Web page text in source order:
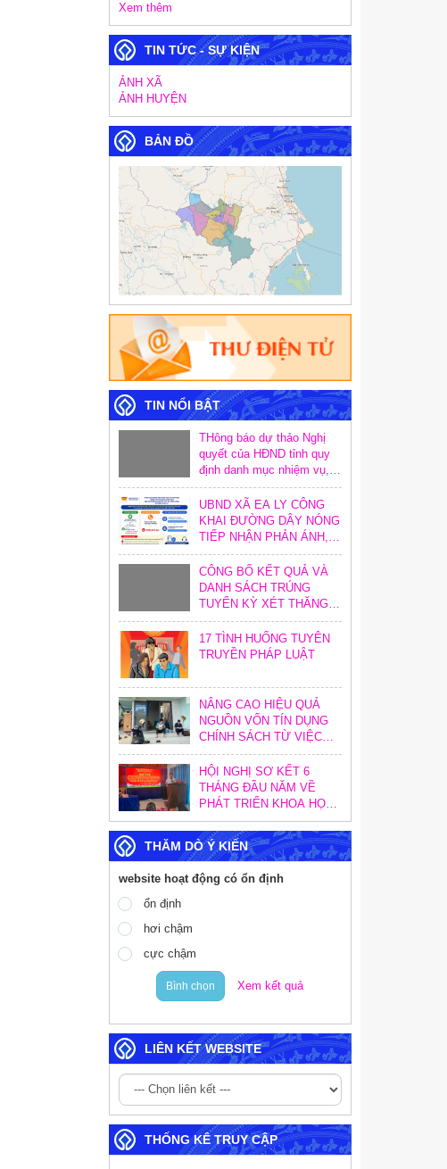
Xem thêm
TIN TỨC - SỰ KIỆN
ẢNH XÃ
ẢNH HUYỆN
BẢN ĐỒ
TIN NỔI BẬT
THông báo dự thảo Nghị
quyết của HĐND tỉnh quy
định danh mục nhiệm vụ,
hoạt động và định mức
khoán chi trong công tác
xây dựng văn bản quy
phạm pháp luật trên địa
UBND XÃ EA LY CÔNG
KHAI ĐƯỜNG DÂY NÓNG
TIẾP NHẬN PHẢN ÁNH,
KIẾN NGHỊ VỀ THỦ TỤC
HÀNH CHÍNH
CÔNG BỐ KẾT QUẢ VÀ
DANH SÁCH TRÚNG
TUYỂN KỲ XÉT THĂNG
HẠNG CHỨC DANH NGHỀ
NGHIỆP GIÁO VIÊN NĂM
2026
17 TÌNH HUỐNG TUYÊN
TRUYỀN PHÁP LUẬT
NÂNG CAO HIỆU QUẢ
NGUỒN VỐN TÍN DỤNG
CHÍNH SÁCH TỪ VIỆC
TĂNG CƯỜNG CÔNG
TÁC KIỂM TRA, KIỂM
SOÁT NỘI BỘ
HỘI NGHỊ SƠ KẾT 6
THÁNG ĐẦU NĂM VỀ
PHÁT TRIỂN KHOA HỌC,
CÔNG NGHỆ, ĐỔI MỚI
SÁNG TẠO VÀ CHUYỂN
ĐỔI SỐ; SƠ KẾT CÔNG
TRONG CÁC CƠ QUAN
THĂM DÒ Ý KIẾN
website hoạt động có ổn định
ổn định
hơi chậm
cực chậm
Bình chọn Xem kết quả
LIÊN KẾT WEBSITE
THỐNG KÊ TRUY CẬP